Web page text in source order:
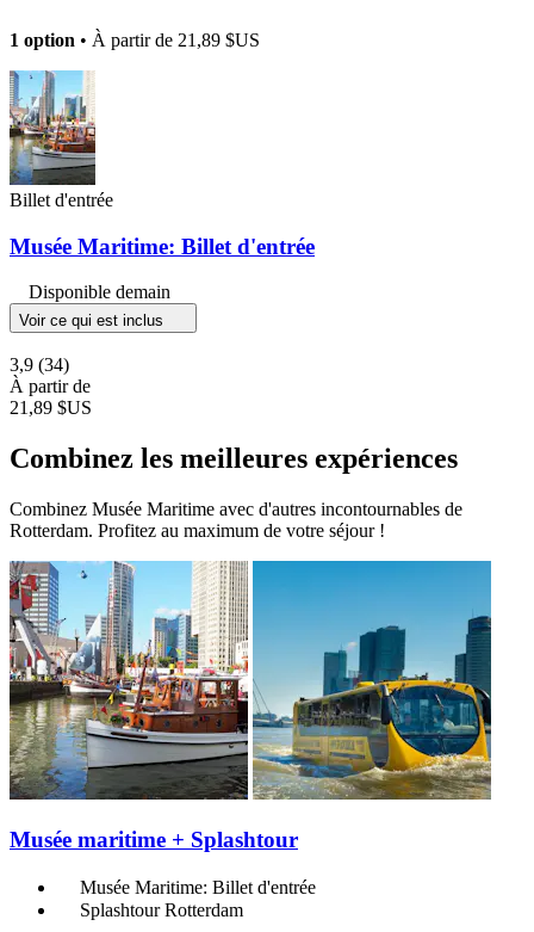
1 option • À partir de 21,89 $US
Billet d'entrée
Musée Maritime: Billet d'entrée
Disponible demain
Voir ce qui est inclus
3,9 (34)
À partir de
21,89 $US
Combinez les meilleures expériences
Combinez Musée Maritime avec d'autres incontournables de
Rotterdam. Profitez au maximum de votre séjour !
Musée maritime + Splashtour
Musée Maritime: Billet d'entrée
Splashtour Rotterdam